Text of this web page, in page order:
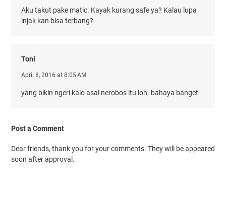
Aku takut pake matic. Kayak kurang safe ya? Kalau lupa
injak kan bisa terbang?
Toni
April 8, 2016 at 8:05 AM
yang bikin ngeri kalo asal nerobos itu loh. bahaya banget
Post a Comment
Dear friends, thank you for your comments. They will be appeared
soon after approval.